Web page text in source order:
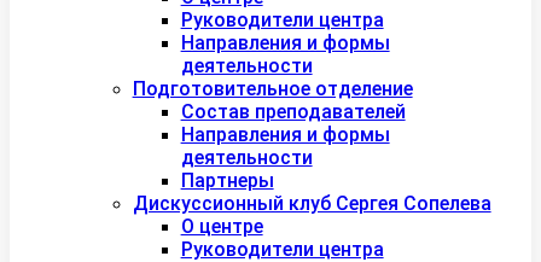
Руководители центра
Направления и формы
деятельности
Подготовительное отделение
Состав преподавателей
Направления и формы
деятельности
Партнеры
Дискуссионный клуб Сергея Сопелева
О центре
Руководители центра